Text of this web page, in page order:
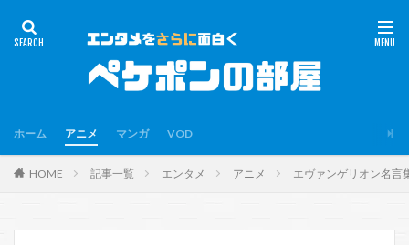
ホーム アニメ マンガ VOD
HOME 記事一覧 エンタメ アニメ エヴァンゲリオン名言